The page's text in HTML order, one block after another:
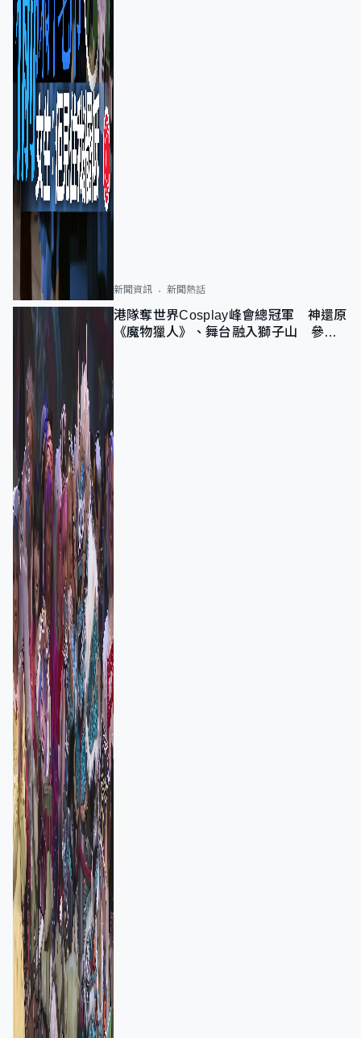
新聞資訊 新聞熱話
港隊奪世界Cosplay峰會總冠軍 神還原
《魔物獵人》、舞台融入獅子山 參賽